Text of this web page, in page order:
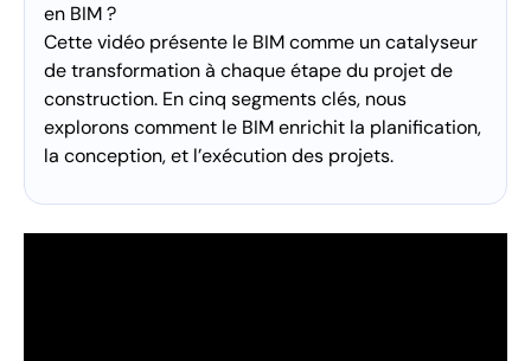
en BIM ?
Cette vidéo présente le BIM comme un catalyseur
de transformation à chaque étape du projet de
construction. En cinq segments clés, nous
explorons comment le BIM enrichit la planification,
la conception, et l’exécution des projets.